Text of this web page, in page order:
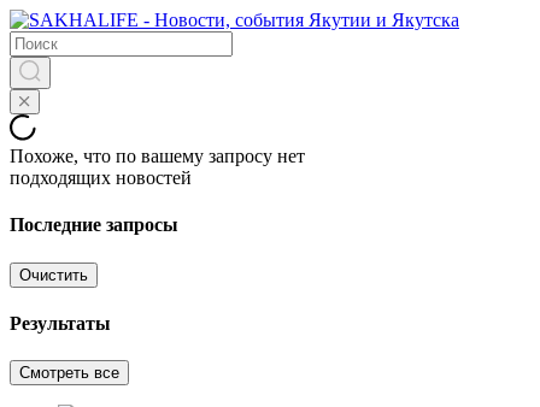
Похоже, что по вашему запросу нет
подходящих новостей
Последние запросы
Очистить
Результаты
Смотреть все